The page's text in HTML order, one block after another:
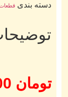
دسته بندی قطعات
تومان